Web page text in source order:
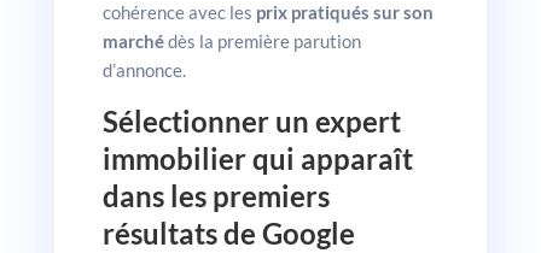
cohérence avec les prix pratiqués sur son
marchédès la première parution
d’annonce.
Sélectionner un expert
immobilier qui apparaît
dans les premiers
résultats de Google